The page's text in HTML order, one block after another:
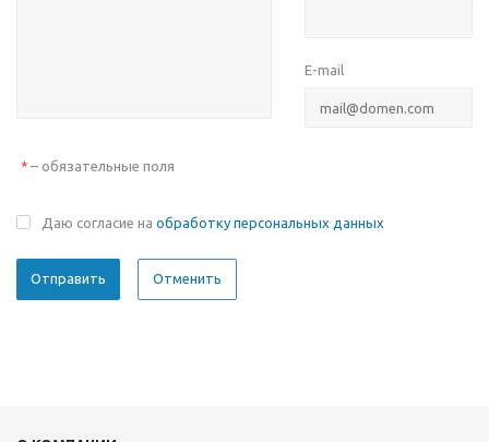
E-mail
* – обязательные поля
Даю согласие на обработку персональных данных
Отменить